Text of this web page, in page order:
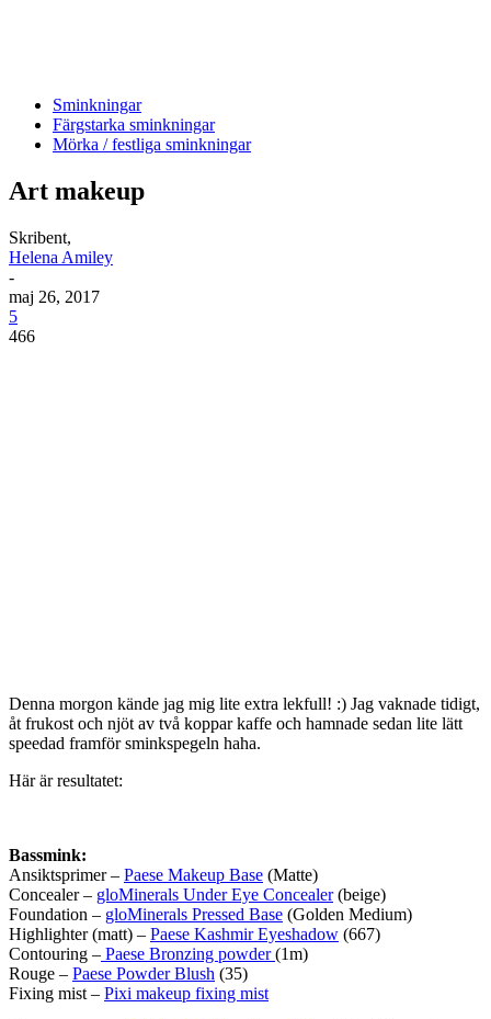
Sminkningar
Färgstarka sminkningar
Mörka / festliga sminkningar
Art makeup
Skribent,
Helena Amiley
-
maj 26, 2017
5
466
Denna morgon kände jag mig lite extra lekfull! :) Jag vaknade tidigt,
åt frukost och njöt av två koppar kaffe och hamnade sedan lite lätt
speedad framför sminkspegeln haha.
Här är resultatet:
Bassmink:
Ansiktsprimer – Paese Makeup Base (Matte)
Concealer – gloMinerals Under Eye Concealer(beige)
Foundation – gloMinerals Pressed Base (Golden Medium)
Highlighter (matt) – Paese Kashmir Eyeshadow (667)
Contouring – Paese Bronzing powder(1m)
Rouge – Paese Powder Blush (35)
Fixing mist – Pixi makeup fixing mist